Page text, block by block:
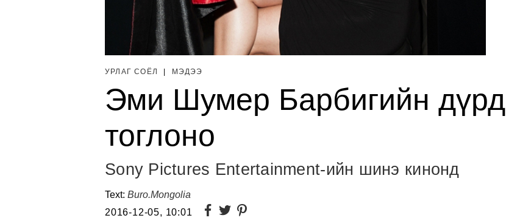
УРЛАГ СОЁЛ МЭДЭЭ
Эми Шумер Барбигийн дүрд
тоглоно
Sony Pictures Entertainment-ийн шинэ кинонд
Text: Buro.Mongolia
2016-12-05, 10:01